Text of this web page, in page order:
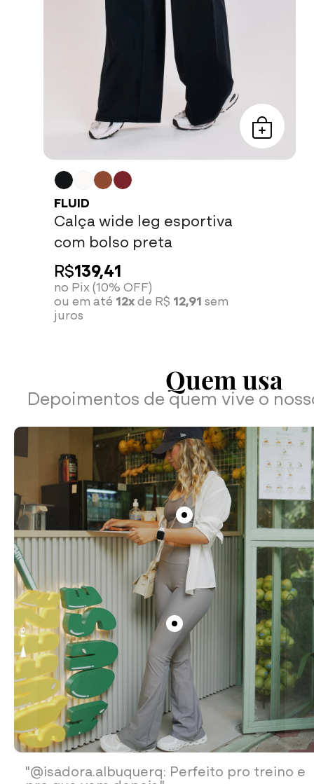
FLUID
Calça wide leg esportiva
com bolso preta
R$139,41
no Pix (10% OFF)
ou em até 12xde R$ 12,91 sem
juros
Quem usa
Depoimentos de quem vive o
"@isadora.albuquerq: Perfeito pro treino e